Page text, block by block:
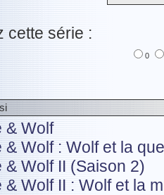
cette série :
0
& Wolf
& Wolf : Wolf et la
& Wolf II (Saison 2)
& Wolf II : Wolf et la